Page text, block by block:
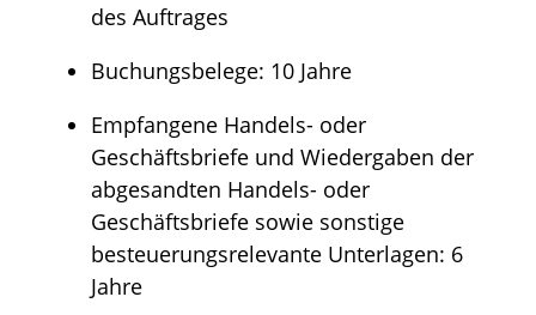
des Auftrages
Buchungsbelege: 10 Jahre
Empfangene Handels- oder
Geschäftsbriefe und Wiedergaben der
abgesandten Handels- oder
Geschäftsbriefe sowie sonstige
besteuerungsrelevante Unterlagen: 6
Jahre